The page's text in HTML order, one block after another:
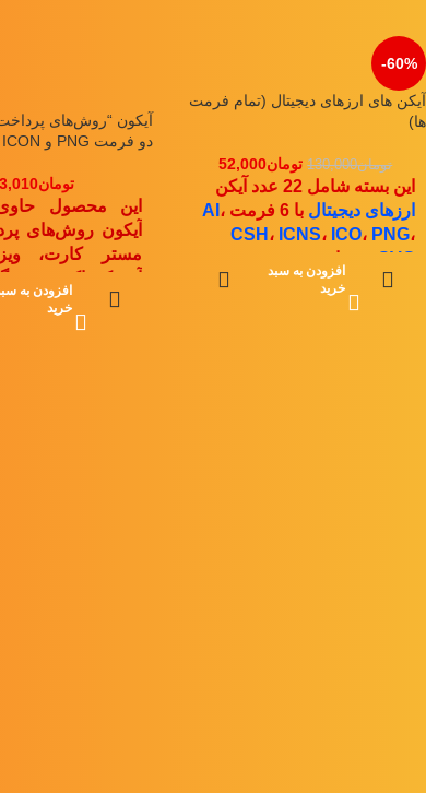
-60%
آیکن های ارزهای دیجیتال (تمام فرمت
ها)
تومان130,000 تومان52,000
این بسته شامل 22 عدد آیکن
ارزهای دیجیتال با 6 فرمت AI ،
CSH ، ICNS، ICO، PNG،
SVG
می باشد
ICO:
32x32,64x64
افزودن به سبد
خرید
آیکون “روش‌های پرداخت
دو فرمت PNG و ICON
تومان
این محصول
آیکون روش‌های
مستر کارت،
آمریکن اکسپرس،
وسترن یونیون،
افزودن به
خرید